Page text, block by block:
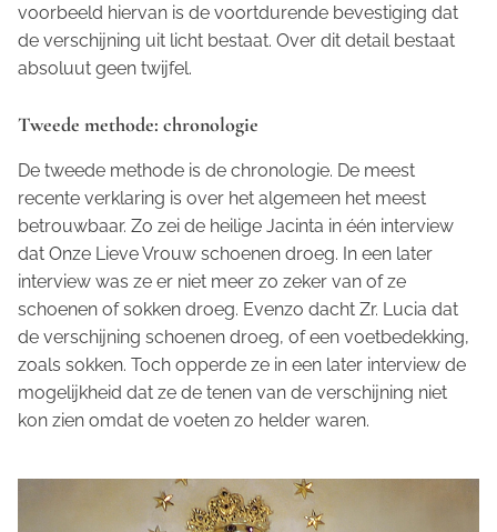
voorbeeld hiervan is de voortdurende bevestiging dat
de verschijning uit licht bestaat. Over dit detail bestaat
absoluut geen twijfel.
Tweede methode: chronologie
De tweede methode is de chronologie. De meest
recente verklaring is over het algemeen het meest
betrouwbaar. Zo zei de heilige Jacinta in één interview
dat Onze Lieve Vrouw schoenen droeg. In een later
interview was ze er niet meer zo zeker van of ze
schoenen of sokken droeg. Evenzo dacht Zr. Lucia dat
de verschijning schoenen droeg, of een voetbedekking,
zoals sokken. Toch opperde ze in een later interview de
mogelijkheid dat ze de tenen van de verschijning niet
kon zien omdat de voeten zo helder waren.